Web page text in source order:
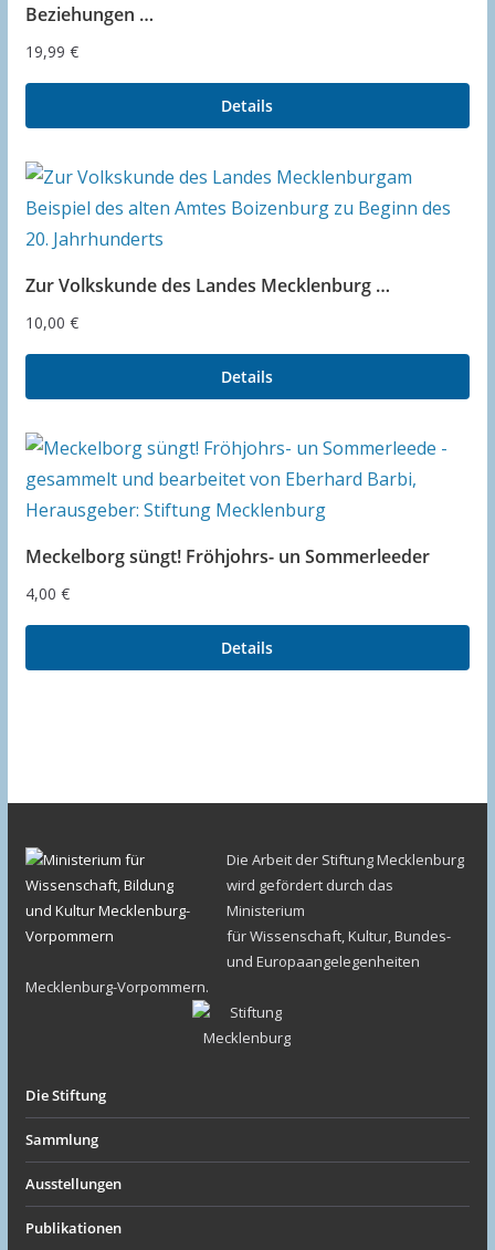
Beziehungen …
19,99 €
Details
Zur Volkskunde des Landes Mecklenburg …
10,00 €
Details
Meckelborg süngt! Fröhjohrs- un Sommerleeder
4,00 €
Details
Die Arbeit der Stiftung Mecklenburg
wird gefördert durch das
Ministerium
für Wissenschaft, Kultur, Bundes-
und Europaangelegenheiten
Mecklenburg-Vorpommern.
Die Stiftung
Sammlung
Ausstellungen
Publikationen